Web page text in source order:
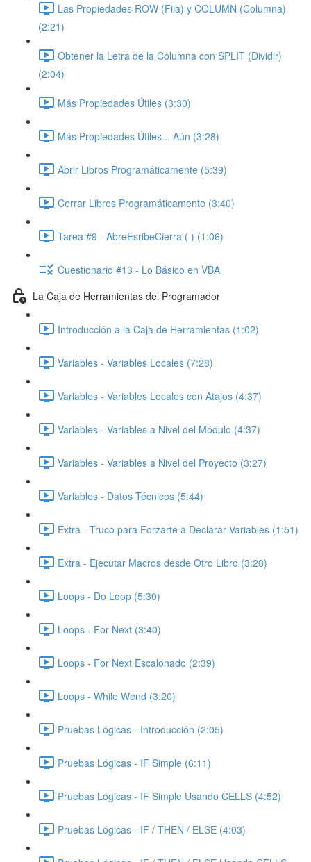
Las Propiedades ROW (Fila) y COLUMN (Columna)
(2:21)
Obtener la Letra de la Columna con SPLIT (Dividir)
(2:04)
Más Propiedades Útiles (3:30)
Más Propiedades Útiles... Aún (3:28)
Abrir Libros Programáticamente (5:39)
Cerrar Libros Programáticamente (3:40)
Tarea #9 - AbreEsribeCierra ( ) (1:06)
Cuestionario #13 - Lo Básico en VBA
La Caja de Herramientas del Programador
Introducción a la Caja de Herramientas (1:02)
Variables - Variables Locales (7:28)
Variables - Variables Locales con Atajos (4:37)
Variables - Variables a Nivel del Módulo (4:37)
Variables - Variables a Nivel del Proyecto (3:27)
Variables - Datos Técnicos (5:44)
Extra - Truco para Forzarte a Declarar Variables (1:51)
Extra - Ejecutar Macros desde Otro Libro (3:28)
Loops - Do Loop (5:30)
Loops - For Next (3:40)
Loops - For Next Escalonado (2:39)
Loops - While Wend (3:20)
Pruebas Lógicas - Introducción (2:05)
Pruebas Lógicas - IF Simple (6:11)
Pruebas Lógicas - IF Simple Usando CELLS (4:52)
Pruebas Lógicas - IF / THEN / ELSE (4:03)